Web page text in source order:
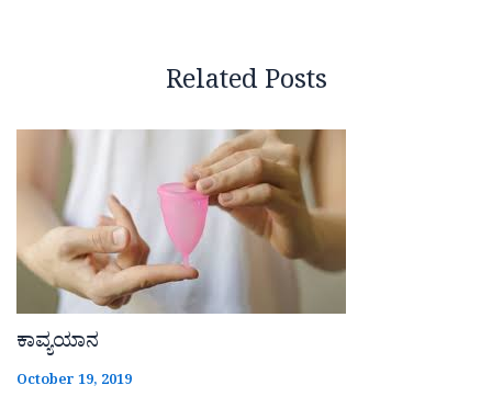
Related Posts
ಕಾವ್ಯಯಾನ
October 19, 2019